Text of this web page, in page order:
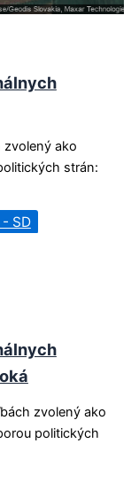
zvolený ako
strán:
- SD
zvolený ako
politických